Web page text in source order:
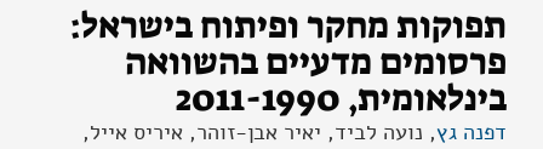
תפוקות מחקר ופיתוח בישראל:
פרסומים מדעיים בהשוואה
בינלאומית, 2011-1990
דפנה גץ, נועה לביד, יאיר אבן-זוהר, איריס אייל,